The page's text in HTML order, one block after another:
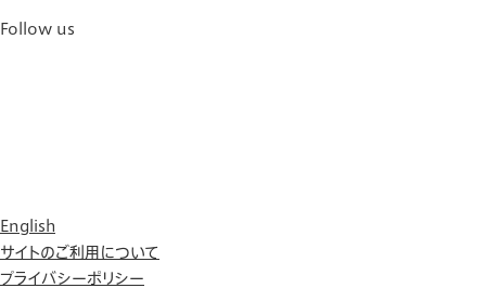
Follow us
English
サイトのご利用について
プライバシーポリシー